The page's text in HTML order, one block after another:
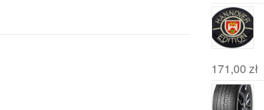
171,00 zł